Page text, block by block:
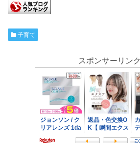
子育て
スポンサーリンク